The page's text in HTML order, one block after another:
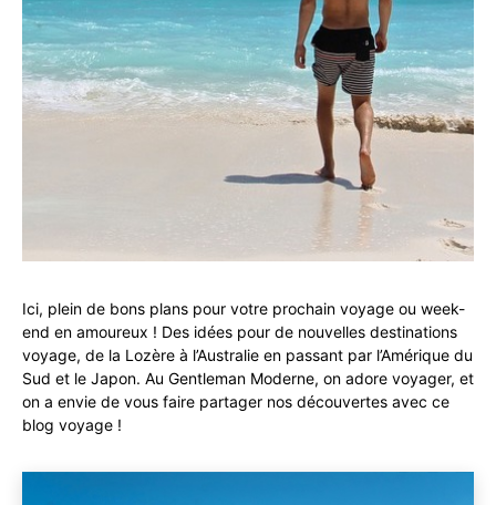
Ici, plein de bons plans pour votre prochain voyage ou week-
end en amoureux ! Des idées pour de nouvelles destinations
voyage, de la Lozère à l’Australie en passant par l’Amérique du
Sud et le Japon. Au Gentleman Moderne, on adore voyager, et
on a envie de vous faire partager nos découvertes avec ce
blog voyage !